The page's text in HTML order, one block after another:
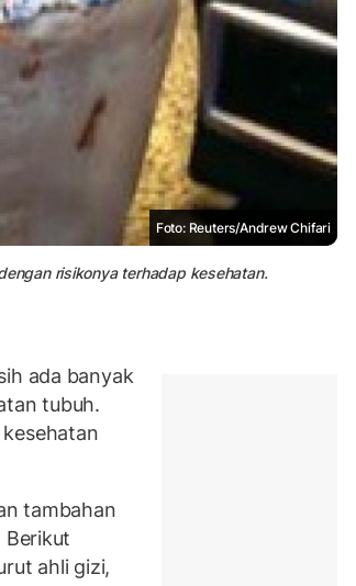
Foto: Reuters/Andrew Chifari
risikonya terhadap kesehatan.
ada banyak
tubuh.
tambahan
Berikut
ahli gizi,